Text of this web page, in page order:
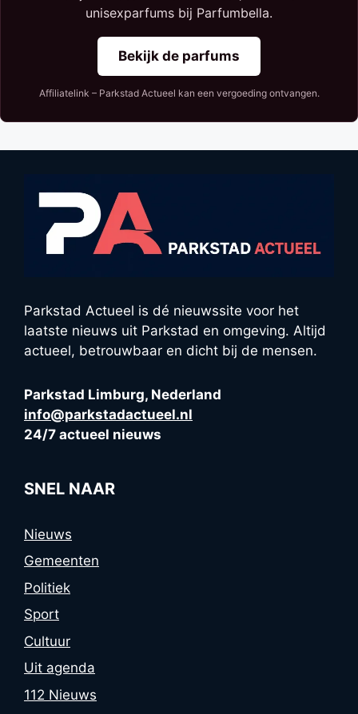
unisexparfums bij Parfumbella.
Bekijk de parfums
Affiliatelink – Parkstad Actueel kan een vergoeding ontvangen.
Parkstad Actueel is dé nieuwssite voor het
laatste nieuws uit Parkstad en omgeving. Altijd
actueel, betrouwbaar en dicht bij de mensen.
Parkstad Limburg, Nederland
info@parkstadactueel.nl
24/7 actueel nieuws
SNEL NAAR
Nieuws
Gemeenten
Politiek
Sport
Cultuur
Uit agenda
112 Nieuws